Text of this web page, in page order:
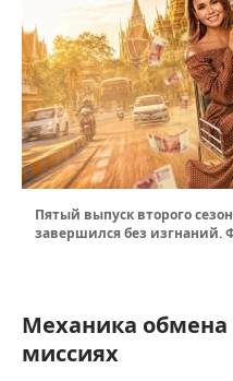
Пятый выпуск второго
завершился без изгнаний.
Механика
миссиях